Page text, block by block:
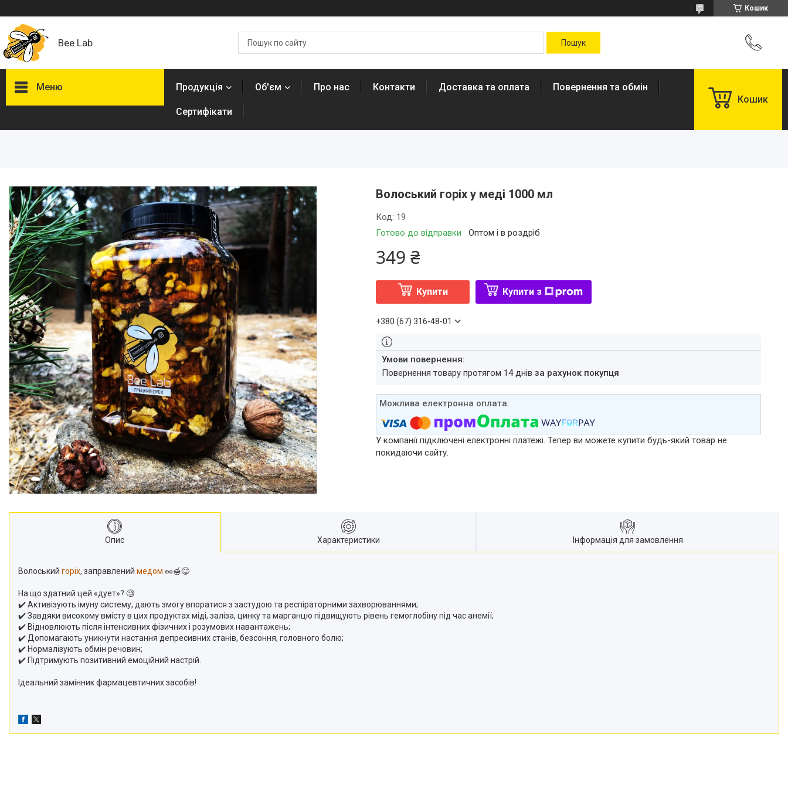
Кошик
Bee Lab
Меню
Арахіс в меді
Фундук в меді
Волоський горіх в меді
Насіння соняшника в меді
Гарбузові зерна в меді
Квітковий пилок
Горіхова паста
Мед
Чай
Гранола
Крем мед
Подарункові набори
Горішки в шоколаді
Горіхи
Фруктові чипси
Продукція Об'єм Про нас Контакти Доставка та оплата Повернення та обмін
Сертифікати
Кошик
Волоський горіх у меді 1000 мл
Готово до відправки Оптом і в роздріб
Код: 19
349 ₴
Купити Купити з
+380 (67) 316-48-01
повернення товару протягом 14 днівза рахунок покупця
У компанії підключені електронні платежі. Тепер ви можете купити будь-який товар не
покидаючи сайту.
Опис Характеристики Інформація для замовлення
Волоський горіх, заправлений медом 🥜🍯😋
На що здатний цей «дует»? 🧐
✔️ Активізують імуну систему, дають змогу впоратися з застудою та респіраторними захворюваннями;
✔️ Завдяки високому вмісту в цих продуктах міді, заліза, цинку та марганцю підвищують рівень гемоглобіну під час анемії;
✔️ Відновлюють після інтенсивних фізичних і розумових навантажень;
✔️ Допомагають уникнути настання депресивних станів, безсоння, головного болю;
✔️ Нормалізують обмін речовин;
✔️ Підтримують позитивний емоційний настрій.
Ідеальний замінник фармацевтичних засобів!